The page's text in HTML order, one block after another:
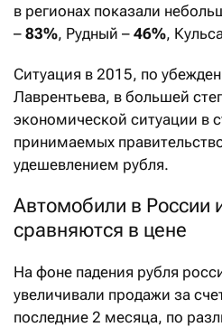
в регионах показали
– 83%, Рудный – 46%,
Ситуация в 2015, по
Лаврентьева, в большей
экономической ситуации в
принимаемых
удешевлением рубля.
Автомобили в России
сравняются в цене
На фоне падения рубля
увеличивали продажи за
последние 2 месяца, по